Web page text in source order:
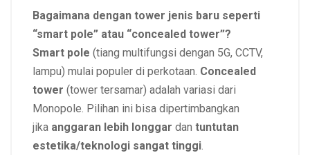
Bagaimana dengan tower jenis baru seperti
“smart pole” atau “concealed tower”?
Smart pole (tiang multifungsi dengan 5G, CCTV,
lampu) mulai populer di perkotaan. Concealed
tower (tower tersamar) adalah variasi dari
Monopole. Pilihan ini bisa dipertimbangkan
jika anggaran lebih longgar dan tuntutan
estetika/teknologi sangat tinggi.